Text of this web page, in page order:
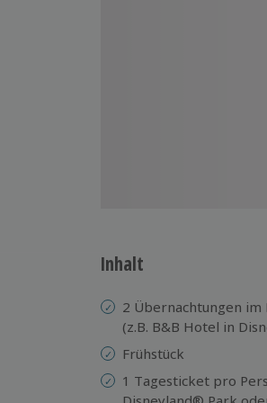
Inhalt
2 Übernachtungen im
(z.B. B&B Hotel in
Frühstück
1 Tagesticket pro